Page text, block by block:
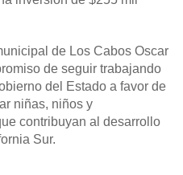
de Los Cabos Oscar
de seguir trabajando
del Estado a favor de
niñas, niños y
contribuyan al desarrollo
Sur.